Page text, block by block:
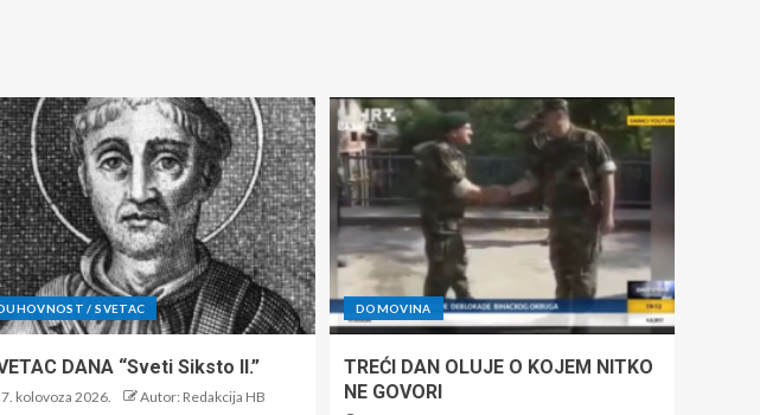
/ SVETAC
DANA “Sveti Siksto II.”
7. kolovoza 2026. Autor: Redakcija HB
DOMOVINA
TREĆI DAN OLUJE O KOJEM NITKO
NE GOVORI